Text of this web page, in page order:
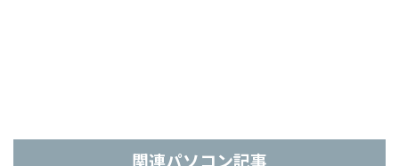
関連パソコン記事